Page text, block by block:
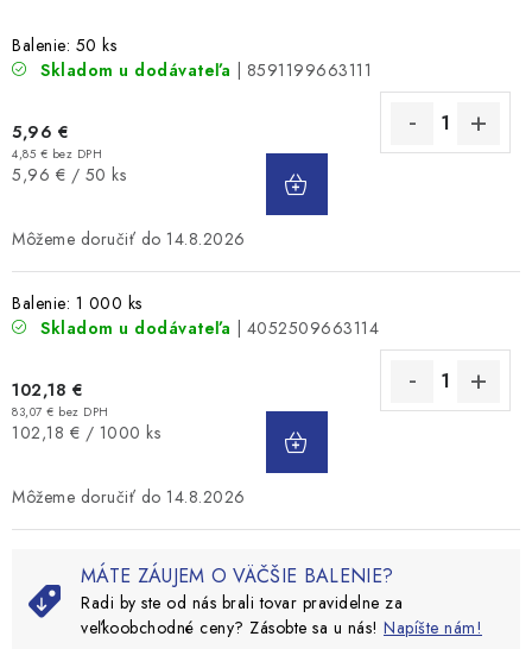
Balenie: 50 ks
Skladom u dodávateľa
| 8591199663111
5,96 €
4,85 € bez DPH
Jednotková
5,96 € / 50 ks
14.8.2026
Balenie: 1 000 ks
Skladom u dodávateľa
| 4052509663114
102,18 €
83,07 € bez DPH
Jednotková
102,18 € / 1000 ks
14.8.2026
MÁTE ZÁUJEM O VÄČŠIE BALENIE?
Radi by ste od nás brali tovar pravidelne za
veľkoobchodné ceny? Zásobte sa u nás! Napíšte nám!